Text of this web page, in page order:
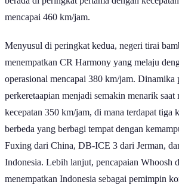
mencapai 460 km/jam.
Menyusul di peringkat kedua, negeri tirai
menempatkan CR Harmony yang melaju
operasional mencapai 380 km/jam. Dinamika
perkeretaapian menjadi semakin menarik saat
kecepatan 350 km/jam, di mana terdapat tiga
berbeda yang berbagi tempat dengan
Fuxing dari China, DB-ICE 3 dari Jerman,
Indonesia. Lebih lanjut, pencapaian Whoosh
menempatkan Indonesia sebagai pemimpin